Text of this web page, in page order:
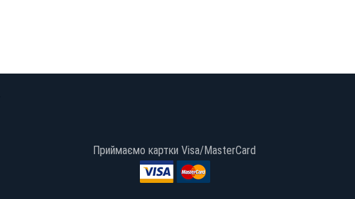
Приймаємо картки Visa/MasterCard